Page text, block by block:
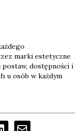
marki estetyczne
postaw, dostępności i
u osób w każdym